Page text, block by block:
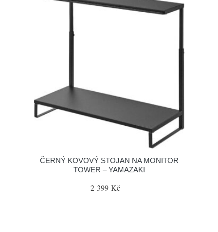
ČERNÝ KOVOVÝ STOJAN NA MONITOR
TOWER – YAMAZAKI
2 399 Kč